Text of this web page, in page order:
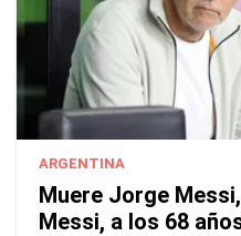
ARGENTINA
Muere Jorge
Messi, a los 68